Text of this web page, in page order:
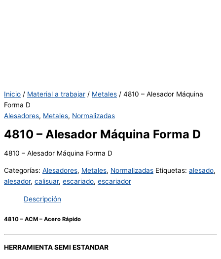
Inicio / Material a trabajar / Metales / 4810 – Alesador Máquina
Forma D
Alesadores, Metales, Normalizadas
4810 – Alesador Máquina Forma D
4810 – Alesador Máquina Forma D
Categorías: Alesadores, Metales, Normalizadas Etiquetas: alesado,
alesador, calisuar, escariado, escariador
Descripción
4810 – ACM – Acero Rápido
HERRAMIENTA SEMI ESTANDAR